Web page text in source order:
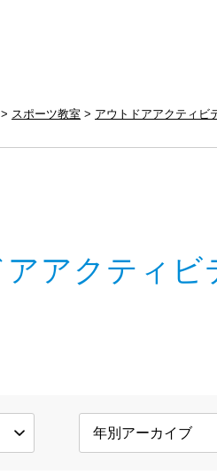
スポーツ教室 アウトドアアクティビ
アクティ